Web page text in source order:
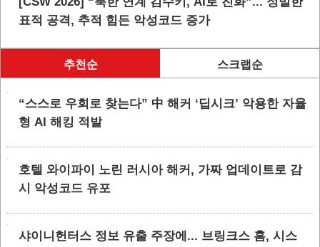
표적 공격, 추적 힘든 악성코드 증가
추천순 스크랩순
“스스로 우회로 찾는다” 中 해커 ‘딥시크’ 악용한 자율
형 AI 해킹 적발
호텔 와이파이 노린 러시아 해커, 가짜 업데이트로 감
시 악성코드 유포
샤이니헌터스 정보 유출 주장에... 브링크스 홈, 시스